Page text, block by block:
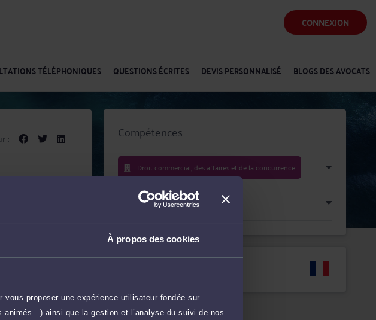
À propos des cookies
proposer une expérience utilisateur fondée sur
animés…) ainsi que la gestion et l’analyse du suivi de nos
CONNEXION
TÉLÉPHONIQUES QUESTIONS ÉCRITES DEVIS PERSONNALISÉ BLOGS DES AVOCATS
:
et à la
aide à faire
Compétences
Droit commercial, des affaires et de la concurrence
Droit immobilier